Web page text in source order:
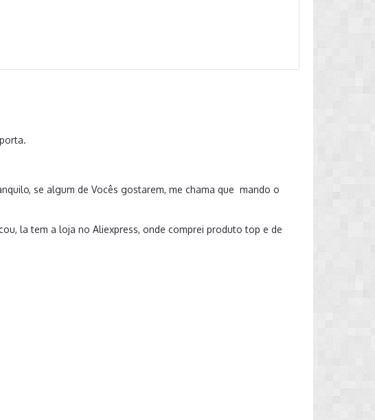
se algum de Vocês gostarem, me chama que mando o
la tem a loja no Aliexpress, onde comprei produto top e de